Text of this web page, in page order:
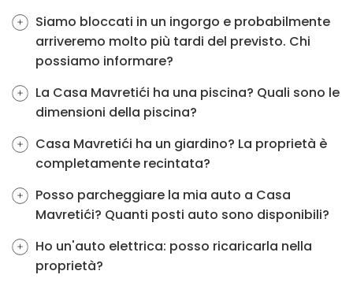
Siamo bloccati in un ingorgo e probabilmente
arriveremo molto più tardi del previsto. Chi
possiamo informare?
La Casa Mavretići ha una piscina? Quali sono le
dimensioni della piscina?
Casa Mavretići ha un giardino? La proprietà è
completamente recintata?
Posso parcheggiare la mia auto a Casa
Mavretići? Quanti posti auto sono disponibili?
Ho un'auto elettrica: posso ricaricarla nella
proprietà?